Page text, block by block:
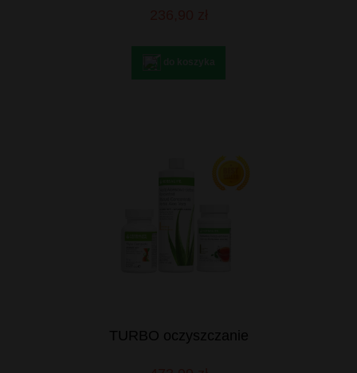
TURBO oczyszczanie